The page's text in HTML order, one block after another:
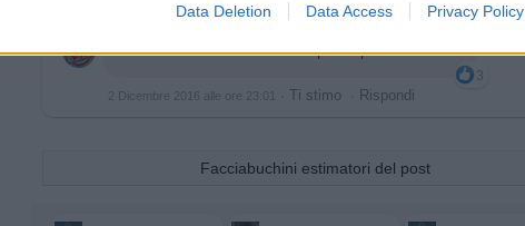
Data Deletion Data Access Privacy Policy
Chicomendez:Ecc. Lascia aperti spazi all'infinito
3
2 Dicembre 2016 alle ore 23:01 Ti stimo Rispondi
Facciabuchini estimatori del post